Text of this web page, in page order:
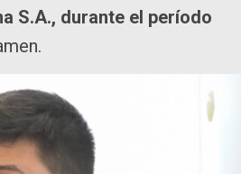
S.A., durante el período